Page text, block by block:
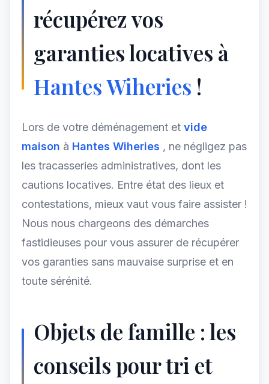
récupérez vos
garanties locatives à
Hantes Wiheries !
Lors de votre déménagement et vide
maison à Hantes Wiheries , ne négligez pas
les tracasseries administratives, dont les
cautions locatives. Entre état des lieux et
contestations, mieux vaut vous faire assister !
Nous nous chargeons des démarches
fastidieuses pour vous assurer de récupérer
vos garanties sans mauvaise surprise et en
toute sérénité.
Objets de famille : les
conseils pour tri et